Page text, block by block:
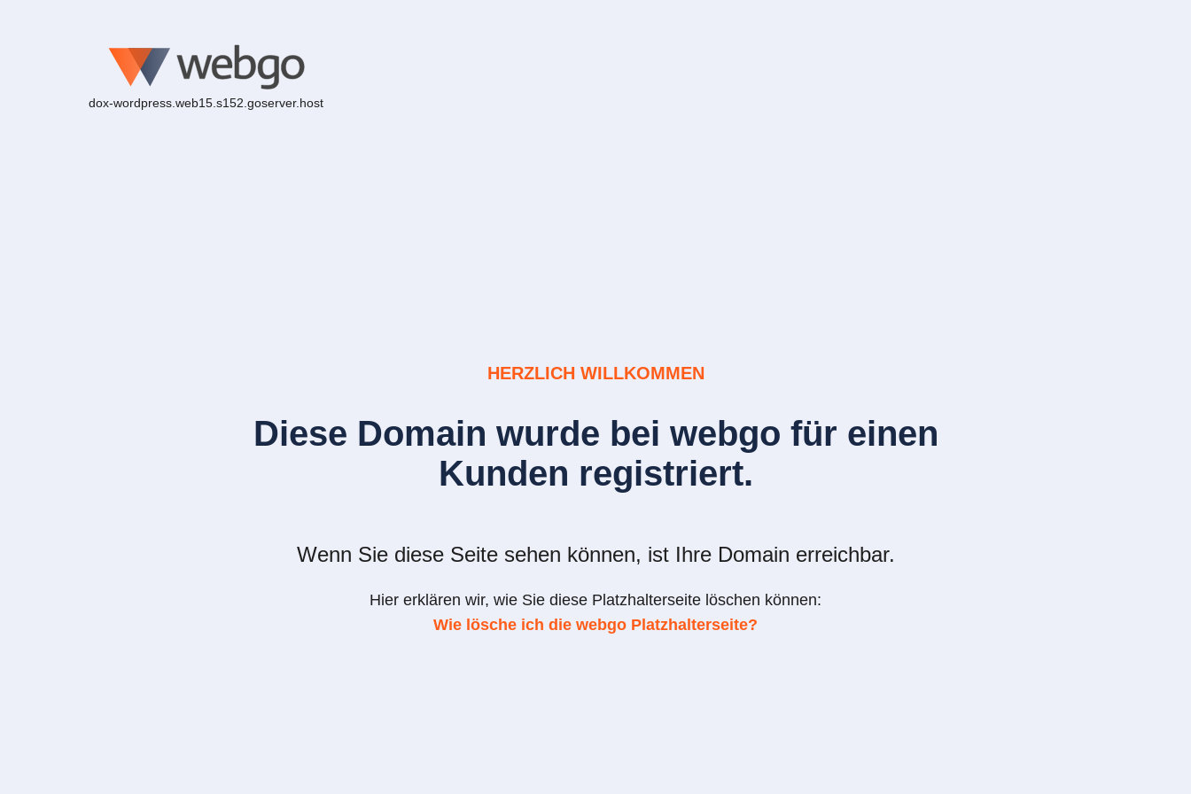
dox-wordpress.web15.s152.goserver.host
HERZLICH WILLKOMMEN
Diese Domain wurde bei webgo für einen
Kunden registriert.
Wenn Sie diese Seite sehen können, ist Ihre Domain erreichbar.
Hier erklären wir, wie Sie diese Platzhalterseite löschen können:
Wie lösche ich die webgo Platzhalterseite?